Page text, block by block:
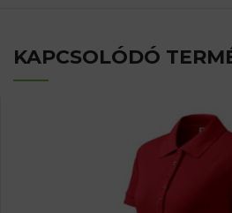
KAPCSOLÓDÓ